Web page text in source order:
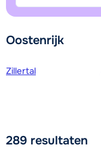
Oostenrijk
Skigebieden
Zillertal
289 resultaten